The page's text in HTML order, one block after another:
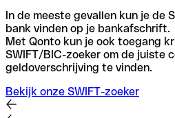
In de meeste gevallen kun je de
bank vinden op je bankafschrift.
Met Qonto kun je ook toegang
SWIFT/BIC-zoeker om de juiste
geldoverschrijving te vinden.
Bekijk onze SWIFT-zoeker